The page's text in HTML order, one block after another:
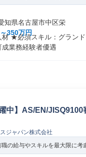
知県名古屋市中区栄
350万円
材 ★必須スキル：グラン
業務経験者優遇
中】AS/EN/
ジャパン株式会社
の給与やスキルを最大限に考